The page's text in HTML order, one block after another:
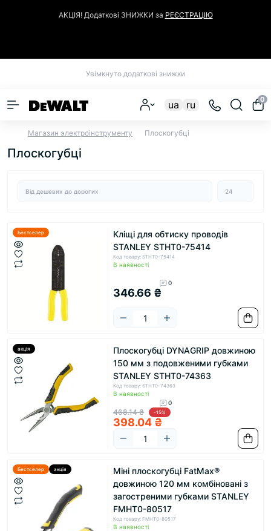
АКЦІЯ! Додаткові ЗНИЖКИ за РЕЄСТРАЦІЮ
Увімкнуто додаткові знижки
ua ru 0
Магазин электроінструменту Плоскогубці
Плоскогубці
Бестселер
Кліщі для обтиску проводів
STANLEY STHT0-75414
Код товару: STHT0-75414
В наявності
0
346.66 ₴
акція
Плоскогубці DYNAGRIP довжиною
150 мм з подовженими губками
STANLEY STHT0-74363
Код товару: STHT0-74363
В наявності
0
468.14 ₴ -15%
398.04 ₴
Бестселер акція
Міні плоскогубці FatMax®
довжиною 120 мм комбіновані з
загостреними губками STANLEY
FMHT0-80517
Код товару: FMHT0-80517
В наявності